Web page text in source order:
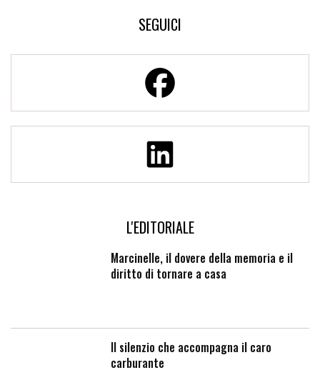
SEGUICI
L'EDITORIALE
Marcinelle, il dovere della memoria e il
diritto di tornare a casa
Il silenzio che accompagna il caro
carburante